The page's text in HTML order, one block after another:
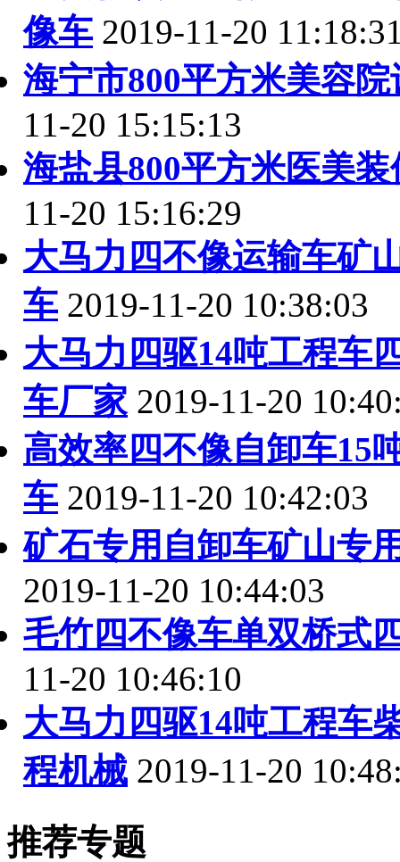
像车 2019-11-20
海宁市800平方米美容
11-20 15:15:13
海盐县800平方米医美
11-20 15:16:29
大马力四不像运输车矿
车 2019-11-20 10:38:03
大马力四驱14吨工程车
车厂家 2019-11-20
高效率四不像自卸车15
车 2019-11-20 10:42:03
矿石专用自卸车矿山专
2019-11-20 10:44:03
毛竹四不像车单双桥式
11-20 10:46:10
大马力四驱14吨工程车
程机械 2019-11-20
推荐专题